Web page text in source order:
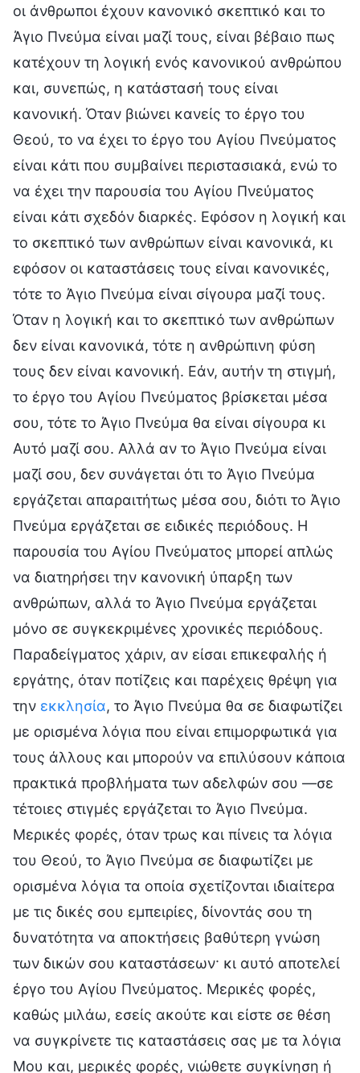
οι άνθρωποι έχουν κανονικό σκεπτικό και το
Άγιο Πνεύμα είναι μαζί τους, είναι βέβαιο πως
κατέχουν τη λογική ενός κανονικού ανθρώπου
και, συνεπώς, η κατάστασή τους είναι
κανονική. Όταν βιώνει κανείς το έργο του
Θεού, το να έχει το έργο του Αγίου Πνεύματος
είναι κάτι που συμβαίνει περιστασιακά, ενώ το
να έχει την παρουσία του Αγίου Πνεύματος
είναι κάτι σχεδόν διαρκές. Εφόσον η λογική και
το σκεπτικό των ανθρώπων είναι κανονικά, κι
εφόσον οι καταστάσεις τους είναι κανονικές,
τότε το Άγιο Πνεύμα είναι σίγουρα μαζί τους.
Όταν η λογική και το σκεπτικό των ανθρώπων
δεν είναι κανονικά, τότε η ανθρώπινη φύση
τους δεν είναι κανονική. Εάν, αυτήν τη στιγμή,
το έργο του Αγίου Πνεύματος βρίσκεται μέσα
σου, τότε το Άγιο Πνεύμα θα είναι σίγουρα κι
Αυτό μαζί σου. Αλλά αν το Άγιο Πνεύμα είναι
μαζί σου, δεν συνάγεται ότι το Άγιο Πνεύμα
εργάζεται απαραιτήτως μέσα σου, διότι το Άγιο
Πνεύμα εργάζεται σε ειδικές περιόδους. Η
παρουσία του Αγίου Πνεύματος μπορεί απλώς
να διατηρήσει την κανονική ύπαρξη των
ανθρώπων, αλλά το Άγιο Πνεύμα εργάζεται
μόνο σε συγκεκριμένες χρονικές περιόδους.
Παραδείγματος χάριν, αν είσαι επικεφαλής ή
εργάτης, όταν ποτίζεις και παρέχεις θρέψη για
την εκκλησία, το Άγιο Πνεύμα θα σε διαφωτίζει
με ορισμένα λόγια που είναι επιμορφωτικά για
τους άλλους και μπορούν να επιλύσουν κάποια
πρακτικά προβλήματα των αδελφών σου —σε
τέτοιες στιγμές εργάζεται το Άγιο Πνεύμα.
Μερικές φορές, όταν τρως και πίνεις τα λόγια
του Θεού, το Άγιο Πνεύμα σε διαφωτίζει με
ορισμένα λόγια τα οποία σχετίζονται ιδιαίτερα
με τις δικές σου εμπειρίες, δίνοντάς σου τη
δυνατότητα να αποκτήσεις βαθύτερη γνώση
των δικών σου καταστάσεων· κι αυτό αποτελεί
έργο του Αγίου Πνεύματος. Μερικές φορές,
καθώς μιλάω, εσείς ακούτε και είστε σε θέση
να συγκρίνετε τις καταστάσεις σας με τα λόγια
Μου και, μερικές φορές, νιώθετε συγκίνηση ή